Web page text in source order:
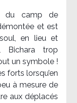
du camp de
et est
en lieu et
Bichara trop
un symbole !
forts lorsqu’en
à mesure de
aux déplacés